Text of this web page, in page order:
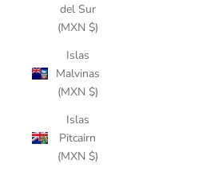
del Sur
(MXN $)
Islas
Malvinas
(MXN $)
Islas
Pitcairn
(MXN $)